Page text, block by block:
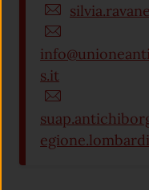
s.it